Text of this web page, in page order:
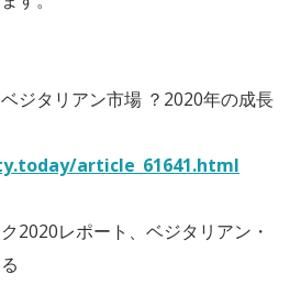
ジタリアン市場 ？2020年の成長
article_61641.html
2020レポート、ベジタリアン・